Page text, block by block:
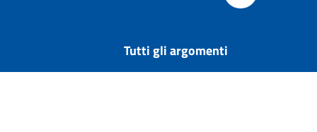
Tutti gli argomenti